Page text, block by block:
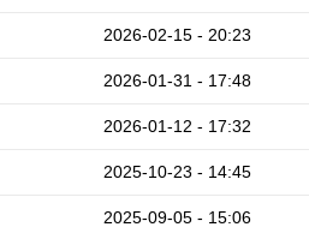
2026-02-15 - 20:23
2026-01-31 - 17:48
2026-01-12 - 17:32
2025-10-23 - 14:45
2025-09-05 - 15:06